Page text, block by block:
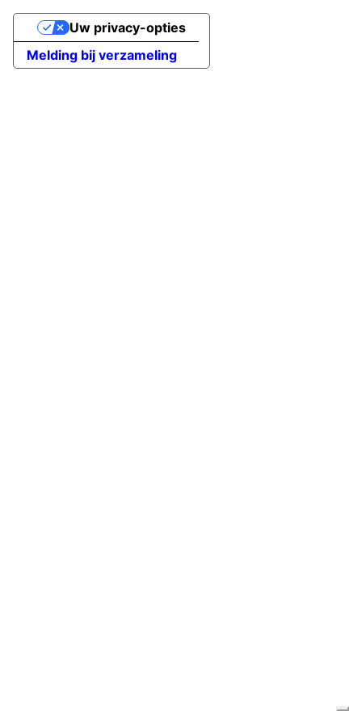
Melding bij verzameling
Uw privacy-opties